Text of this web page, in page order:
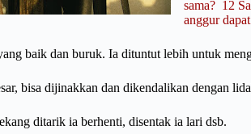
sama? 12
anggur
baik dan buruk. Ia dituntut lebih untuk
bisa dijinakkan dan dikendalikan dengan
ditarik ia berhenti, disentak ia lari dsb.